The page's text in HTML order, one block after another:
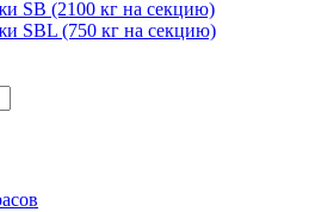
SB (2100 кг на секцию)
SBL (750 кг на секцию)